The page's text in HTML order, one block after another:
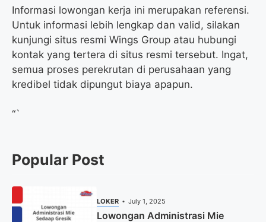
Informasi lowongan kerja ini merupakan referensi.
Untuk informasi lebih lengkap dan valid, silakan
kunjungi situs resmi Wings Group atau hubungi
kontak yang tertera di situs resmi tersebut. Ingat,
semua proses perekrutan di perusahaan yang
kredibel tidak dipungut biaya apapun.
“`
Popular Post
LOKER July 1, 2025
Lowongan Administrasi Mie